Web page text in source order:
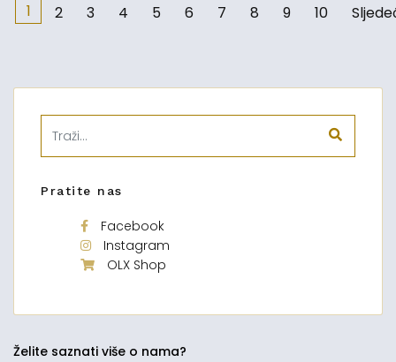
1 2 3 4 5 6 7 8 9 10
Pratite nas
Facebook
Instagram
OLX Shop
Želite saznati više o nama?